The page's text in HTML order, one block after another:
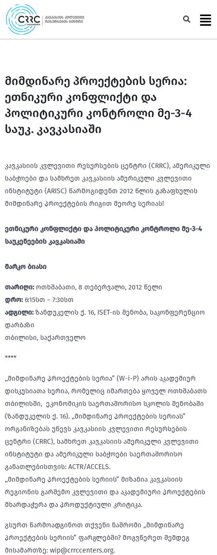
Skip
to
content
მიმდინარე პროექტების სერია:
ეთნიკური კონფლიქტი და
პოლიტიკური კონტროლი მე-3-4
საუკ. კავკასიაში
კავკასიის კვლევითი რესურსების ცენტრი (CRRC), ამერიკული
საბჭოები და სამხრეთ კავკასიის ამერიკული კვლევითი
ინსტიტუტი (ARISC) წარმოგიდენთ 2012 წლის გაზაფხულის
მიმდინარე პროექტების რიგით მეორე სერიას!
ეთნიკური კონფლიქტი და პოლიტიკური კონტროლი მე-3-4
საუკენეების კავკასიაში
მარკო ბიასი
თარიღი: ოთხშაბათი, 8 თებერვალი, 2012 წელი
დრო:6:15სთ – 7:30სთ
ადგილი:ზანდუკელის ქ. 16, ISET-ის შენობა, საკონფერენციო
დარბაზი
თბილისი, საქართველო
****
,,მიმდინარე პროექტების სერია” (W-i-P) არის აკადემიურ
დისკუსიათა სერია, რომელიც იმართება ყოველ ოთხშაბათს
თბილისში, ეკონომიკის საერთაშორისო სკოლის შენობაში
(ზანდუკელის ქ. 16). ,,მიმდინარე პროექტების სერიას”
ორგანიზებას უწევს კავკასიის კვლევითი რესურსების
ცენტრი (CRRC), სამხრეთ კავკასიის ამერიკული კვლევითი
ინსტიტუტი და ამერიკული საბჭოები საერთაშორისო
განათლებისთვის: ACTR/ACCELS.
,,მიმდინარე პროექტების სერიის” მიზანია კავკასიის
რეგიონის გარშემო კვლევითი და აკადემიური პროექტების
მხარდაჭერა და პროდუქტიული კრიტიკა.
გსურთ წარმოადგინოთ თქვენი ნაშრომი ,,მიმდინარე
პროექტების სერიის” ფარგლებში? მოგვწერეთ შემდეგ
მისამართზე: wip@crrccenters.org.